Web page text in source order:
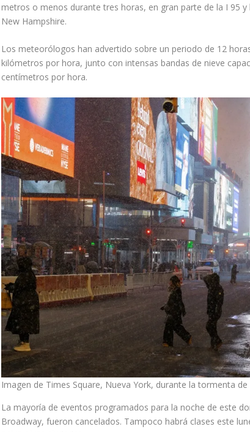
metros o menos durante tres horas, en gran parte de la I 95
New Hampshire.
Los meteorólogos han advertido sobre un periodo de 12
kilómetros por hora, junto con intensas bandas de nieve
centímetros por hora.
Imagen de Times Square, Nueva York, durante la tormenta de
La mayoría de eventos programados para la noche de este
Broadway, fueron cancelados. Tampoco habrá clases este